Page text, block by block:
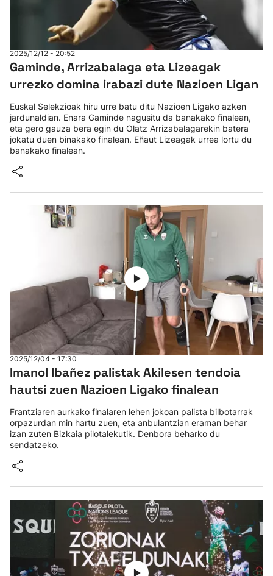
2025/12/12 - 20:52
Gaminde, Arrizabalaga eta Lizeagak
urrezko domina irabazi dute Nazioen Ligan
Euskal Selekzioak hiru urre batu ditu Nazioen Ligako azken
jardunaldian. Enara Gaminde nagusitu da banakako finalean,
eta gero gauza bera egin du Olatz Arrizabalagarekin batera
jokatu duen binakako finalean. Eñaut Lizeagak urrea lortu du
banakako finalean.
2025/12/04 - 17:30
Imanol Ibañez palistak Akilesen tendoia
hautsi zuen Nazioen Ligako finalean
Frantziaren aurkako finalaren lehen jokoan palista bilbotarrak
orpazurdan min hartu zuen, eta anbulantzian eraman behar
izan zuten Bizkaia pilotalekutik. Denbora beharko du
sendatzeko.